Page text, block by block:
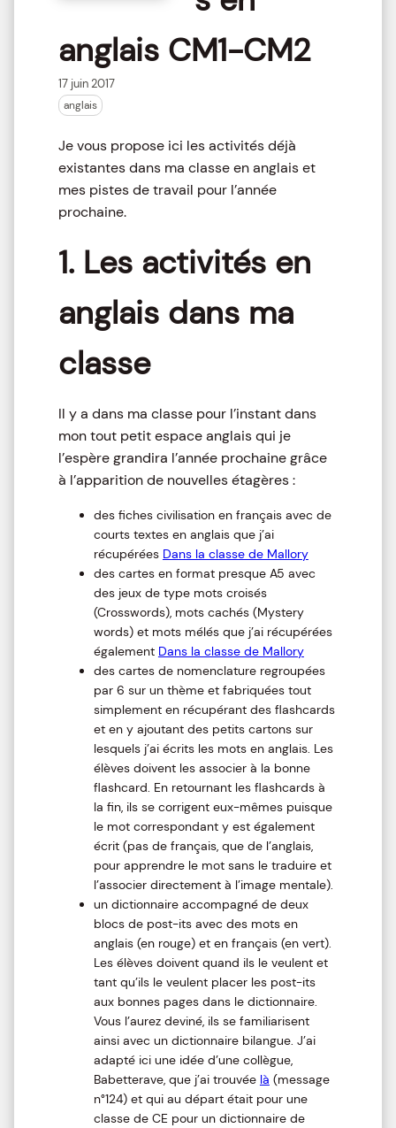
anglais CM1-CM2
17 juin 2017
anglais
Je vous propose ici les activités déjà
existantes dans ma classe en anglais et
mes pistes de travail pour l’année
prochaine.
1. Les activités en
anglais dans ma
classe
Il y a dans ma classe pour l’instant dans
mon tout petit espace anglais qui je
l’espère grandira l’année prochaine grâce
à l’apparition de nouvelles étagères :
des fiches civilisation en français avec de
courts textes en anglais que j’ai
récupérées Dans la classe de Mallory
des cartes en format presque A5 avec
des jeux de type mots croisés
(Crosswords), mots cachés (Mystery
words) et mots mélés que j’ai récupérées
également Dans la classe de Mallory
des cartes de nomenclature regroupées
par 6 sur un thème et fabriquées tout
simplement en récupérant des flashcards
et en y ajoutant des petits cartons sur
lesquels j’ai écrits les mots en anglais. Les
élèves doivent les associer à la bonne
flashcard. En retournant les flashcards à
la fin, ils se corrigent eux-mêmes puisque
le mot correspondant y est également
écrit (pas de français, que de l’anglais,
pour apprendre le mot sans le traduire et
l’associer directement à l’image mentale).
un dictionnaire accompagné de deux
blocs de post-its avec des mots en
anglais (en rouge) et en français (en vert).
Les élèves doivent quand ils le veulent et
tant qu’ils le veulent placer les post-its
aux bonnes pages dans le dictionnaire.
Vous l’aurez deviné, ils se familiarisent
ainsi avec un dictionnaire bilangue. J’ai
adapté ici une idée d’une collègue,
Babetterave, que j’ai trouvée là (message
n°124) et qui au départ était pour une
classe de CE pour un dictionnaire de